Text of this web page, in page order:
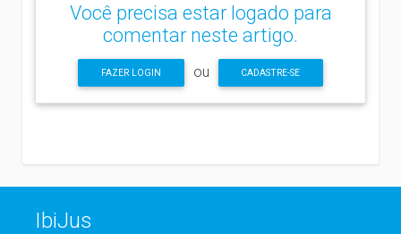
Você precisa estar logado para
comentar neste artigo.
FAZER LOGIN ou CADASTRE-SE
IbiJus